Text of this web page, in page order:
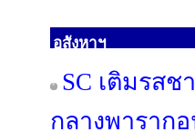
อสังหาฯ
SC เติมรสช
กลางพาราก